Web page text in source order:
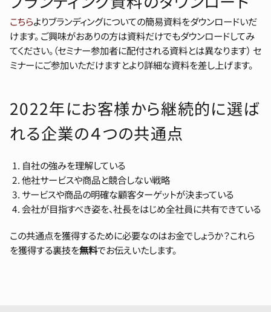
こちらよりブランディングについての簡易資料をダウンロードいだ
けます。 ご興味がおありの方は資料だけでもダウンロードしてみ
てください。（セミナー参加者に配付される資料とは異なります） セ
ミナーにご参加いただけますとより詳細な資料を差し上げます。
2022年にお客様から継続的に選ば
れる企業の４つの共通点
自社の強みを理解している
他社サービスや商品と競合しない戦略
サービスや商品の明確な顧客ターゲットが決まっている
会社が目指すべき姿を、社長をはじめ全社員に共有できている
この共通点を獲得するために必要なのはお金でしょうか？これら
を獲得する裏技を無料でお伝えいたします。